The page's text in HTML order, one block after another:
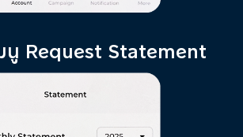
นู Request Statement